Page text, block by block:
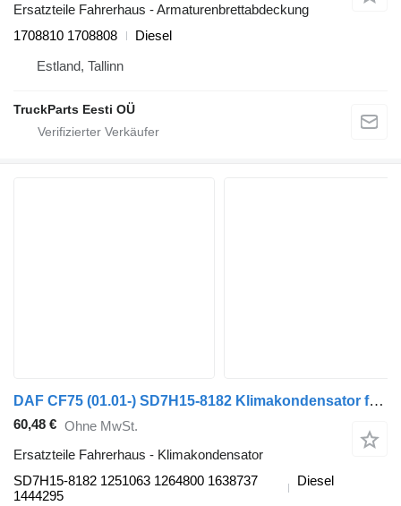
Ersatzteile Fahrerhaus - Armaturenbrettabdeckung
1708810 1708808
Diesel
Estland, Tallinn
TruckParts Eesti OÜ
DAF CF75 (01.01-) SD7H15-8182 Klimakondensator für DAF LF45, LF55, LF180, CF65, CF75, CF85 (2001-) Sattelzugmaschine
60,48 € Ohne MwSt.
Ersatzteile Fahrerhaus - Klimakondensator
SD7H15-8182 1251063 1264800 1638737
1444295
Diesel